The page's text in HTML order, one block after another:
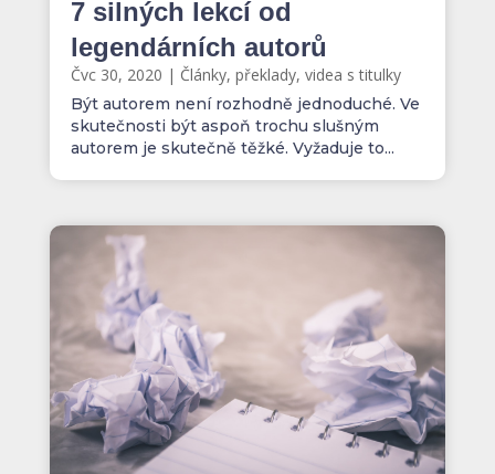
7 silných lekcí od
legendárních autorů
Čvc 30, 2020 | Články, překlady, videa s titulky
Být autorem není rozhodně jednoduché. Ve
skutečnosti být aspoň trochu slušným
autorem je skutečně těžké. Vyžaduje to...